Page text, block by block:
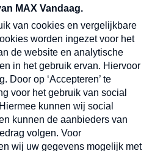
en dinsdagochtend in
Verzend